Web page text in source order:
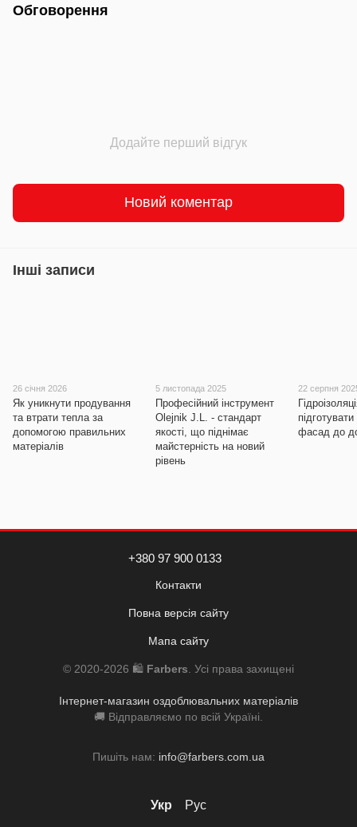
Обговорення
Додайте перший відгук
Новий коментар
Інші записи
26 січня 2026
Як уникнути продування
та втрати тепла за
допомогою правильних
матеріалів
5 листопада 2025
Професійний інструмент
Olejnik J.L. - стандарт
якості, що піднімає
майстерність на новий
рівень
22 серпня
фасад до
+380 97 900 0133
Контакти
Повна версія сайту
Мапа сайту
© 2020-2026 🛍️ Farbers . Усі права захищені
Інтернет-магазин оздоблювальних матеріалів
🚚 Відправляємо по всій Україні.
Пишіть нам: info@farbers.com.ua
Укр Рус